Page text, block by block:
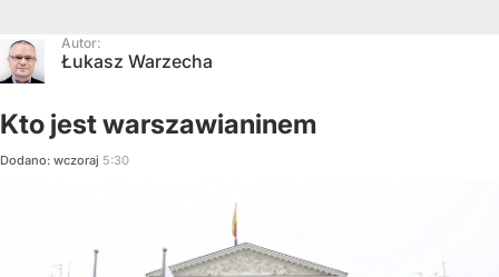
Autor:
Łukasz Warzecha
Kto jest warszawianinem
Dodano: wczoraj 5:30